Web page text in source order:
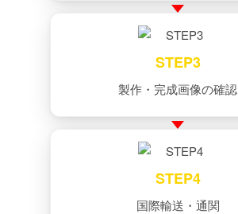
STEP3
製作・完成画像の確認
STEP4
国際輸送・通関